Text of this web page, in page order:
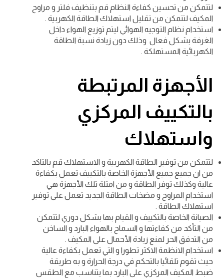
لتتمكن من تحسين كفاءة النظام قم بتنظيف فلتر و مراوح
المكيف لتتمكن من تقليل استهلاك الطاقة الكهربية .
استخدام نظام التوجيه الهوائي ليتم توزيع الهواء داخل
الغرفة بشكل فعال وذلك دون زيادة نسبة الطاقة
الكهربائية المستهلكة .
الأجهزة المرتبطة
بالتكييف المركزي
واستهلاك
لتتمكن من توفير الطاقة الكهربية و الاستهلاك قم بالتاكد
من ان جميع جميع الأجهزة الخاصة بالتكييف تعمل بكفاءة
عالية وكذلك توفر الطاقة و من امثلة تلك الأجهزة هي
استخدام المراوح و مضخات الطاقة الجديد تعمل على توفير
استهلاك الطاقة .
الصيانة الخاصة بالتكييف و القيام بها بشكل دوري لتتمكن
من التأكد من كفاءتها و السماح بالهواء البارد و الساخن
من التدفق الحر لمنع زيادة الأحمال على المكيف .
استخدام الانظمة الاكثر تطورا و التي تعمل بكفاءة عالية
حيث تقوم تلقائيا بالتحكم في درجة الحرارة و به طريقة
ضبط المكيف المركزي على البارد بما يتناسب مع الطقس